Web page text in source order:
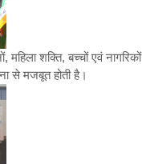
शक्ति, बच्चों एवं नागरिकों
से मजबूत होती है।